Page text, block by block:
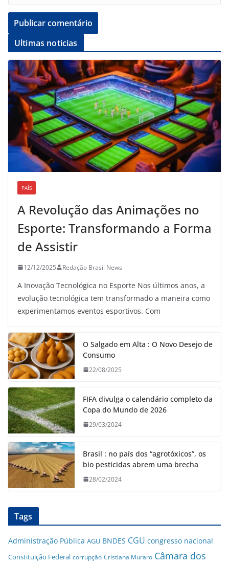
Ultimas noticias
PAÍS
A Revolução das Animações no
Esporte: Transformando a Forma
de Assistir
12/12/2025 Redação Brasil News
A Inovação Tecnológica no Esporte Nos últimos anos, a
evolução tecnológica tem transformado a maneira como
experimentamos eventos esportivos. Com
O Salgado em Alta : O Novo Desejo de
Consumo
22/08/2025
FIFA divulga o calendário completo da
Copa do Mundo de 2026
29/03/2024
Brasil : no país dos “agrotóxicos”, os
bio pesticidas abrem uma brecha
28/02/2024
Tags
Administração Pública AGU BNDES CGU congresso nacional
Constituição Federal corrupção Cristiana Muraro Câmara dos